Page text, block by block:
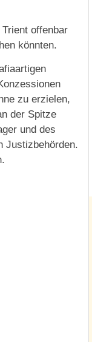
offenbar
könnten.
zu erzielen,
der Spitze
und des
Justizbehörden.